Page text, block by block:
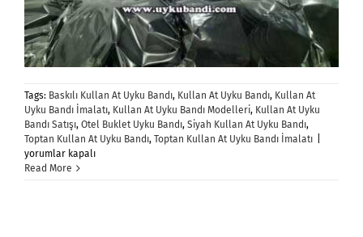
Tags: Baskılı Kullan At Uyku Bandı, Kullan At Uyku Bandı, Kullan At
Uyku Bandı İmalatı, Kullan At Uyku Bandı Modelleri, Kullan At Uyku
Bandı Satışı, Otel Buklet Uyku Bandı, Siyah Kullan At Uyku Bandı,
Toptan Kullan At Uyku Bandı, Toptan Kullan At Uyku Bandı İmalatı
yorumlar kapalı
Read More